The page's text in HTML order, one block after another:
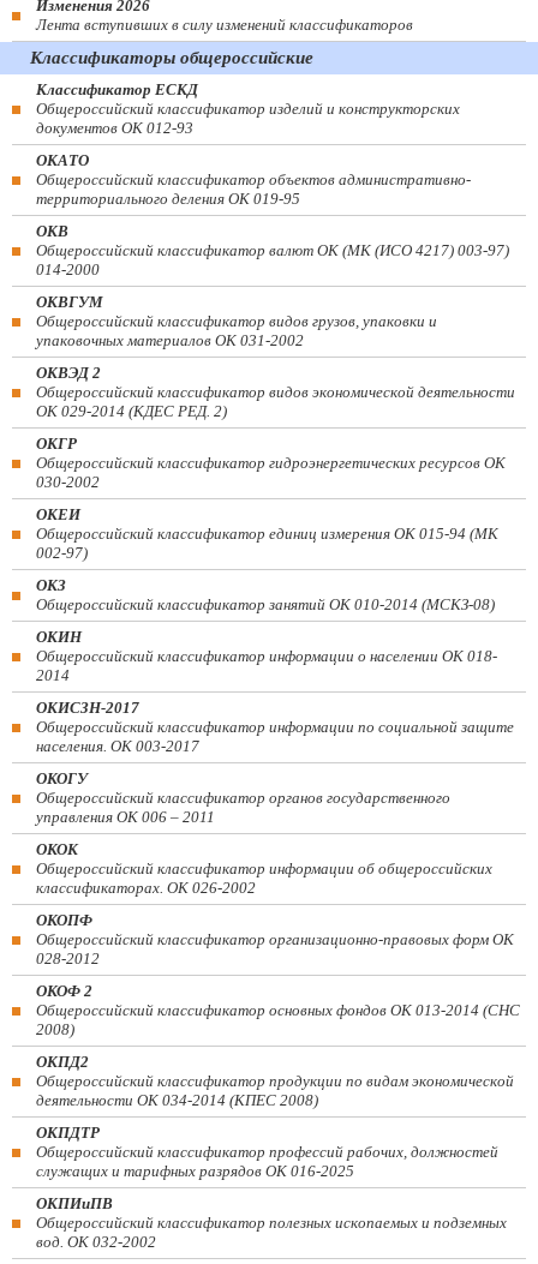
Изменения 2026
Лента вступивших в силу изменений классификаторов
Классификаторы общероссийские
Классификатор ЕСКД
Общероссийский классификатор изделий и конструкторских
документов ОК 012-93
ОКАТО
Общероссийский классификатор объектов административно-
территориального деления ОК 019-95
ОКВ
Общероссийский классификатор валют ОК (МК (ИСО 4217) 003-97)
014-2000
ОКВГУМ
Общероссийский классификатор видов грузов, упаковки и
упаковочных материалов ОК 031-2002
ОКВЭД 2
Общероссийский классификатор видов экономической деятельности
ОК 029-2014 (КДЕС РЕД. 2)
ОКГР
Общероссийский классификатор гидроэнергетических ресурсов ОК
030-2002
ОКЕИ
Общероссийский классификатор единиц измерения ОК 015-94 (МК
002-97)
ОКЗ
Общероссийский классификатор занятий ОК 010-2014 (МСКЗ-08)
ОКИН
Общероссийский классификатор информации о населении ОК 018-
2014
ОКИСЗН-2017
Общероссийский классификатор информации по социальной защите
населения. ОК 003-2017
ОКОГУ
Общероссийский классификатор органов государственного
управления ОК 006 – 2011
ОКОК
Общероссийский классификатор информации об общероссийских
классификаторах. ОК 026-2002
ОКОПФ
Общероссийский классификатор организационно-правовых форм ОК
028-2012
ОКОФ 2
Общероссийский классификатор основных фондов ОК 013-2014 (СНС
2008)
ОКПД2
Общероссийский классификатор продукции по видам экономической
деятельности ОК 034-2014 (КПЕС 2008)
ОКПДТР
Общероссийский классификатор профессий рабочих, должностей
служащих и тарифных разрядов ОК 016-2025
ОКПИиПВ
Общероссийский классификатор полезных ископаемых и подземных
вод. ОК 032-2002